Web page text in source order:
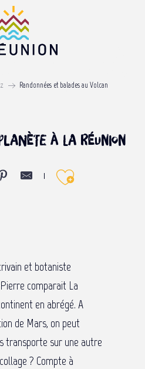
: OBJECTIF LUNE !
Randonnées et balades au Volcan
à La Réunion
et botaniste
comparait La
en abrégé. A
de Mars, on peut
transporte sur une autre
? Compte à